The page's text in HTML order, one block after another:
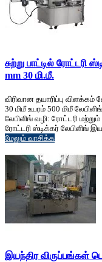
சுற்று பாட்டில் ரோட்டரி
mm 30 மி.மீ.
விரிவான தயாரிப்பு விளக்கம்
30 மிமீ உயரம் 500 மிமீ
லேபிளிங் வழி: ரோட்டரி மற்றும்
ரோட்டரி ஸ்டிக்கர் லேபிளிங்
மேலும் வாசிக்க
இயந்திர விருப்பங்கள்